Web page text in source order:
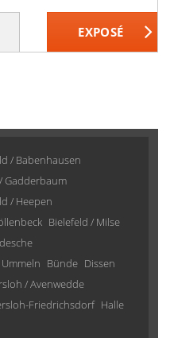
/ Babenhausen
Gadderbaum
/ Heepen
Bielefeld / Milse
Bünde Dissen
/ Avenwedde
Friedrichsdorf Halle